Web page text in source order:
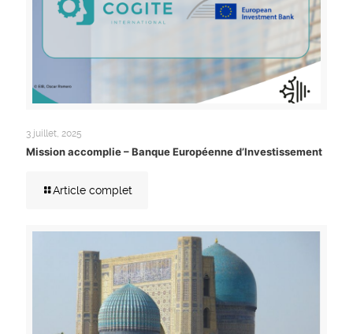
3 juillet, 2025
Mission accomplie – Banque Européenne d’Investissement
Article complet